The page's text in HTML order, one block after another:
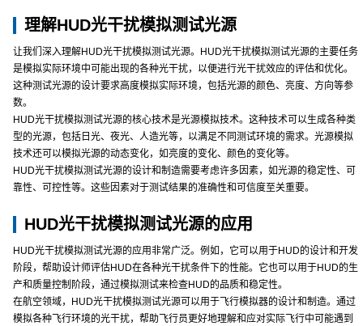
理解HUD光干扰模拟测试光源
让我们深入理解HUD光干扰模拟测试光源。HUD光干扰模拟测试光源的主要任务
是模拟实际环境中可能出现的各种光干扰，以便进行光干扰效应的评估和优化。
这种测试光源的设计要求高度模拟实际环境，包括光源的颜色、亮度、方向等参
数。
HUD光干扰模拟测试光源的核心技术是光源模拟技术。这种技术可以生成各种类
型的光源，包括日光、夜光、人造光等，以满足不同测试环境的需求。光源模拟
技术还可以模拟光源的动态变化，如亮度的变化、颜色的变化等。
HUD光干扰模拟测试光源的设计和制造需要考虑许多因素，如光源的稳定性、可
靠性、可控性等。这些因素对于测试结果的准确性和可信度至关重要。
HUD光干扰模拟测试光源的应用
HUD光干扰模拟测试光源的应用非常广泛。例如，它可以用于HUD的设计和开发
阶段，帮助设计师评估HUD在各种光干扰条件下的性能。它也可以用于HUD的生
产和质量控制阶段，通过模拟测试来检查HUD的品质和稳定性。
在航空领域，HUD光干扰模拟测试光源可以用于飞行模拟器的设计和制造。通过
模拟各种飞行环境的光干扰，帮助飞行员更好地理解和应对实际飞行中可能遇到